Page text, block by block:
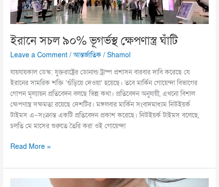
ইরানে সচল ৯০% ভূগর্ভস্থ ক্ষেপণাস্ত্র ঘাঁটি
Leave a Comment /আন্তর্জাতিক /Shamol
যায়যায়কাল ডেস্ক: যুক্তরাষ্ট্রের ডোনাল্ড ট্রাম্প প্রশাসন বারবার দাবি করেছে যে
ইরানের সামরিক শক্তি ‘গুঁড়িয়ে দেওয়া’ হয়েছে। তবে মার্কিন গোয়েন্দা বিভাগের
গোপন মূল্যায়ন প্রতিবেদন বলছে ভিন্ন কথা। প্রতিবেদন অনুযায়ী, এখনো বিশাল
ক্ষেপণাস্ত্র সক্ষমতা রয়েছে দেশটির। মঙ্গলবার মার্কিন সংবাদমাধ্যম নিউইয়র্ক
টাইমস এ–সংক্রান্ত একটি প্রতিবেদন প্রকাশ করেছে। নিউইয়র্ক টাইমস বলেছে,
চলতি মে মাসের শুরুতে তৈরি করা ওই গোয়েন্দা
Read More »